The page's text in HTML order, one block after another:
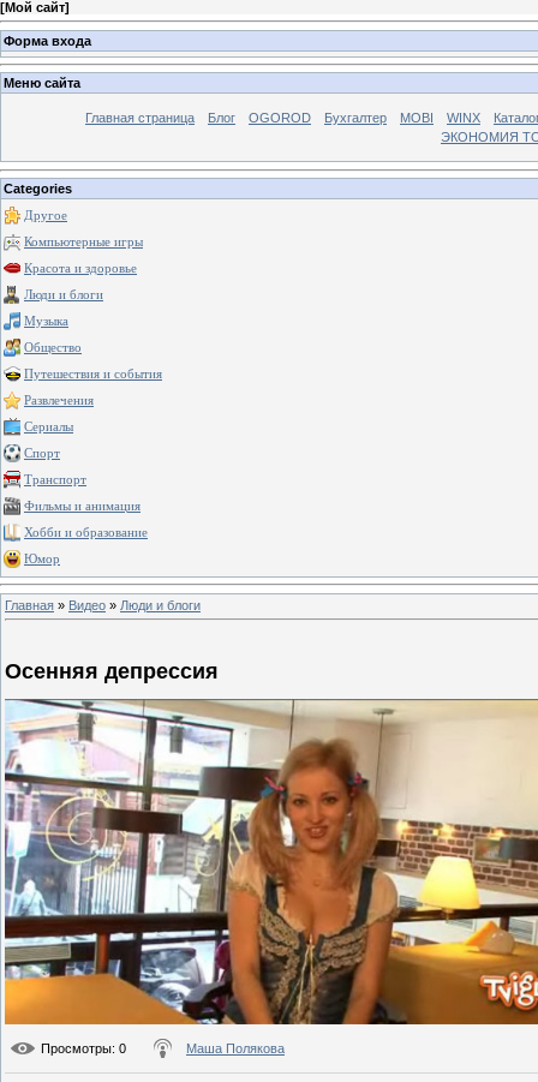
[Мой сайт]
Форма входа
Меню сайта
Главная страница Блог OGOROD Бухгалтер MOBI WINX
ЭКОНОМИЯ
Categories
Другое
Компьютерные игры
Красота и здоровье
Люди и блоги
Музыка
Общество
Путешествия и события
Развлечения
Сериалы
Спорт
Транспорт
Фильмы и анимация
Хобби и образование
Юмор
Главная » Видео » Люди и блоги
Осенняя депрессия
Просмотры: 0 Маша Полякова